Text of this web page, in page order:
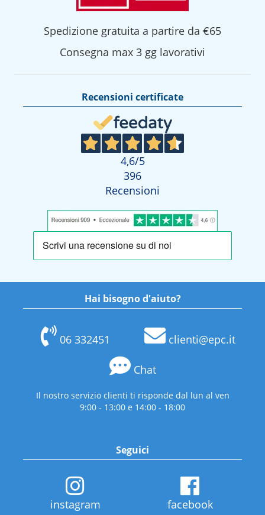
Spedizione gratuita a partire da €65
Consegna max 3 gg lavorativi
Recensioni certificate
4,6/5
396
Recensioni
Hai bisogno d'aiuto?
06 332451 clienti@epc.it
Chat
Il nostro servizio clienti ti risponde dal lun al ven
9:00 - 13:00 e 14:00 - 18:00
Seguici
instagram facebook